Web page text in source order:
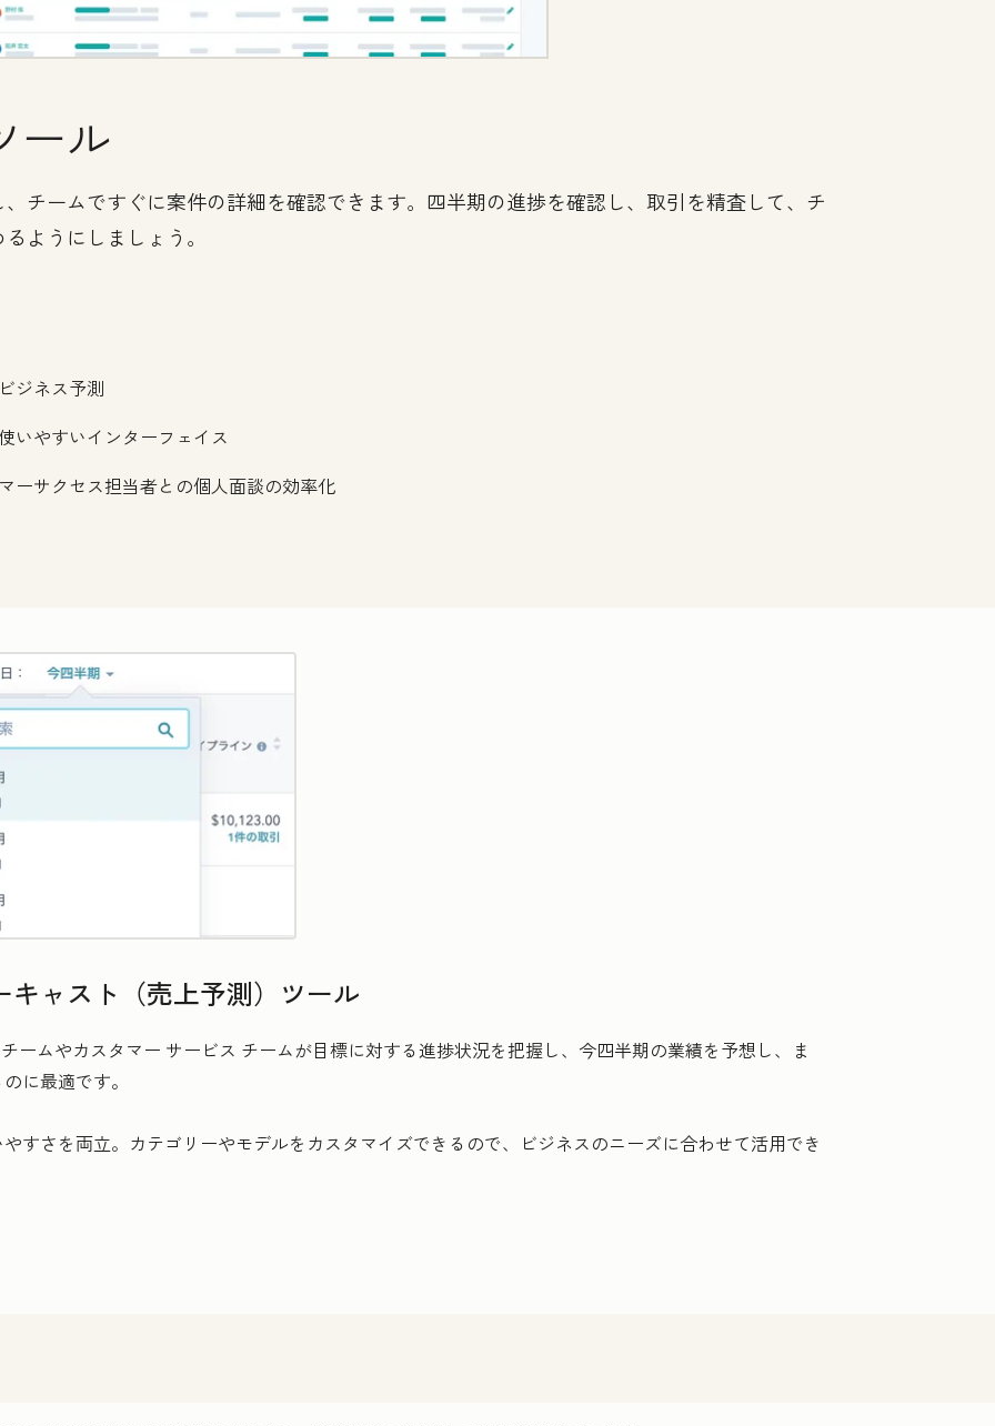
ール
チームですぐに案件の詳細を確認できます。四半期の進捗を確認し、取引を精査して、チ
ようにしましょう。
ジネス予測
いやすいインターフェイス
ーサクセス担当者との個人面談の効率化
ャスト（売上予測）ツール
ームやカスタマー サービス チームが目標に対する進捗状況を把握し、今四半期の業績を予想し、ま
に最適です。
すさを両立。カテゴリーやモデルをカスタマイズできるので、ビジネスのニーズに合わせて活用でき